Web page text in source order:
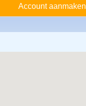
Account aanmaken